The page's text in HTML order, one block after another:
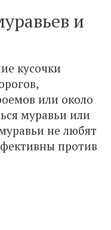
и
кусочки
или около
муравьи или
не любят
против